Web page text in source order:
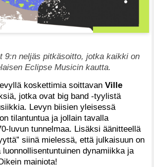
9:n neljäs pitkäsoitto, jotka kaikki on
Eclipse Musicin kautta.
koskettimia soittavan Ville
jotka ovat big band -tyylistä
Levyn biisien yleisessä
tilantuntua ja jollain tavalla
luvun tunnelmaa. Lisäksi äänitteellä
siinä mielessä, että julkaisuun on
dynamiikka ja
mainiota!